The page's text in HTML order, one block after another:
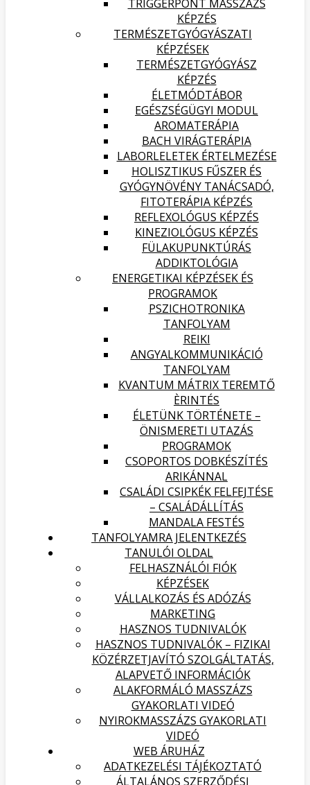
TRIGGERPONT MASSZÁZS
KÉPZÉS
TERMÉSZETGYÓGYÁSZATI
KÉPZÉSEK
TERMÉSZETGYÓGYÁSZ
KÉPZÉS
ÉLETMÓDTÁBOR
EGÉSZSÉGÜGYI MODUL
AROMATERÁPIA
BACH VIRÁGTERÁPIA
LABORLELETEK ÉRTELMEZÉSE
HOLISZTIKUS FŰSZER ÉS
GYÓGYNÖVÉNY TANÁCSADÓ,
FITOTERÁPIA KÉPZÉS
REFLEXOLÓGUS KÉPZÉS
KINEZIOLÓGUS KÉPZÉS
FÜLAKUPUNKTÚRÁS
ADDIKTOLÓGIA
ENERGETIKAI KÉPZÉSEK ÉS
PROGRAMOK
PSZICHOTRONIKA
TANFOLYAM
REIKI
ANGYALKOMMUNIKÁCIÓ
TANFOLYAM
KVANTUM MÁTRIX TEREMTŐ
ÈRINTÉS
ÉLETÜNK TÖRTÉNETE –
ÖNISMERETI UTAZÁS
PROGRAMOK
CSOPORTOS DOBKÉSZÍTÉS
ARIKÁNNAL
CSALÁDI CSIPKÉK FELFEJTÉSE
– CSALÁDÁLLÍTÁS
MANDALA FESTÉS
TANFOLYAMRA JELENTKEZÉS
TANULÓI OLDAL
FELHASZNÁLÓI FIÓK
KÉPZÉSEK
VÁLLALKOZÁS ÉS ADÓZÁS
MARKETING
HASZNOS TUDNIVALÓK
HASZNOS TUDNIVALÓK – FIZIKAI
KÖZÉRZETJAVÍTÓ SZOLGÁLTATÁS,
ALAPVETŐ INFORMÁCIÓK
ALAKFORMÁLÓ MASSZÁZS
GYAKORLATI VIDEÓ
NYIROKMASSZÁZS GYAKORLATI
VIDEÓ
WEB ÁRUHÁZ
ADATKEZELÉSI TÁJÉKOZTATÓ
ÁLTALÁNOS SZERZŐDÉSI